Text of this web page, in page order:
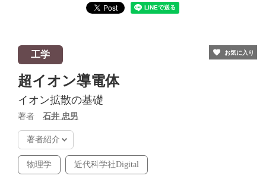
工学
超イオン導電体
イオン拡散の基礎
著者 ⽯井 忠男
著者紹介
物理学 近代科学社Digital
お気に入り